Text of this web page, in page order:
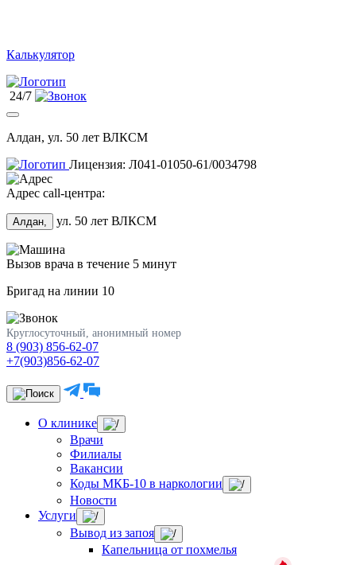
Калькулятор
24/7
Алдан, ул. 50 лет ВЛКСМ
Лицензия: Л041-01050-61/0034798
Адрес call-центра:
Алдан, ул. 50 лет ВЛКСМ
Вызов врача в течение 5 минут
Бригад на линии 10
Круглосуточный, анонимный номер
8 (903) 856-62-07
+7(903)856-62-07
О клинике
Врачи
Филиалы
Вакансии
Коды МКБ-10 в наркологии
Новости
Услуги
Вывод из запоя
Капельница от похмелья